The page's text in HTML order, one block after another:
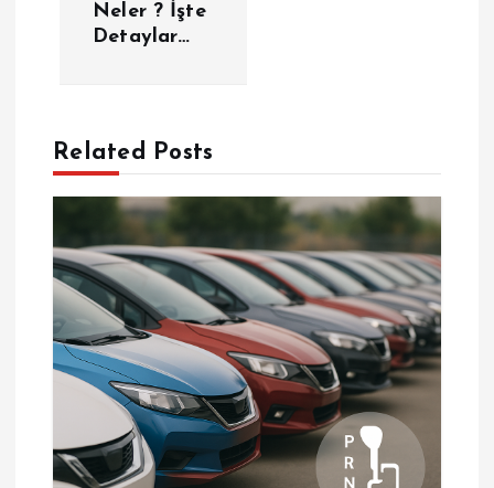
e
z
n
m
s
Neler ? İşte
Detaylar…
Related Posts